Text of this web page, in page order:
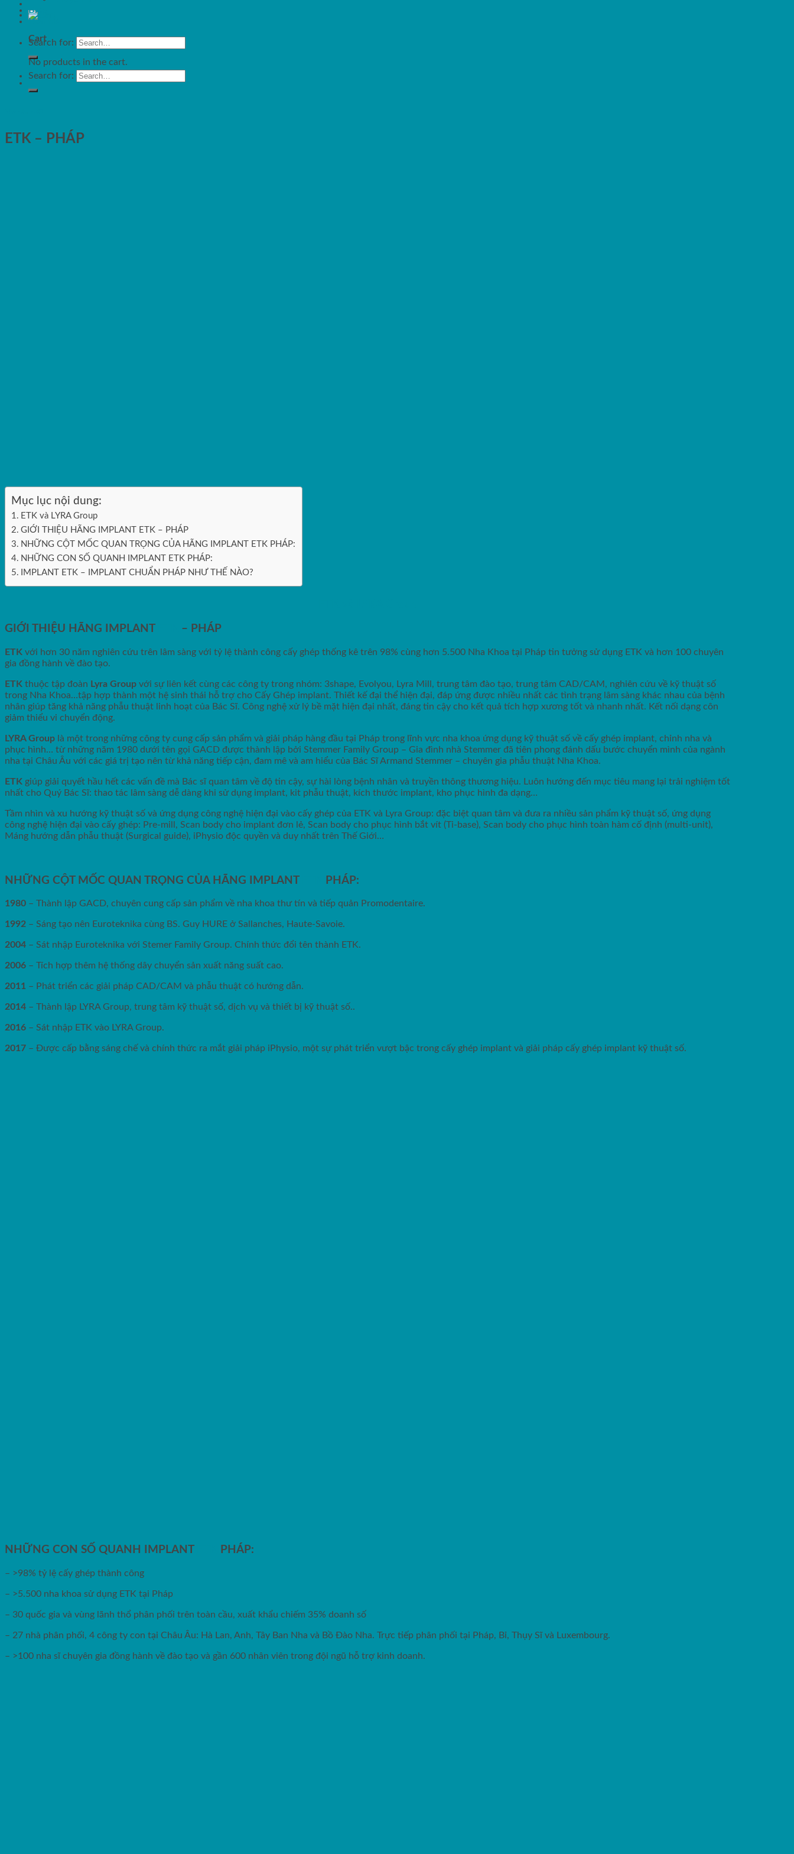
Cart
No products in the cart.
Blog
Liên hệ
Search for:
Search for:
ETK – PHÁP
Mục lục nội dung:
ETK và LYRA Group
GIỚI THIỆU HÃNG IMPLANT ETK – PHÁP
NHỮNG CỘT MỐC QUAN TRỌNG CỦA HÃNG IMPLANT ETK PHÁP:
NHỮNG CON SỐ QUANH IMPLANT ETK PHÁP:
IMPLANT ETK – IMPLANT CHUẨN PHÁP NHƯ THẾ NÀO?
GIỚI THIỆU HÃNG IMPLANT – PHÁP
ETK với hơn 30 năm nghiên cứu trên lâm sàng với tỷ lệ thành công cấy ghép thống kê trên 98% cùng hơn 5.500 Nha Khoa tại Pháp tin tưởng sử dụng ETK và hơn 100 chuyên
gia đồng hành về đào tạo.
ETK thuộc tập đoàn Lyra Group với sự liên kết cùng các công ty trong nhóm: 3shape, Evolyou, Lyra Mill, trung tâm đào tạo, trung tâm CAD/CAM, nghiên cứu về kỹ thuật số
trong Nha Khoa…tập hợp thành một hệ sinh thái hỗ trợ cho Cấy Ghép implant. Thiết kế đại thể hiện đại, đáp ứng được nhiều nhất các tình trạng lâm sàng khác nhau của bệnh
nhân giúp tăng khả năng phẫu thuật linh hoạt của Bác Sĩ. Công nghệ xử lý bề mặt hiện đại nhất, đáng tin cậy cho kết quả tích hợp xương tốt và nhanh nhất. Kết nối dạng côn
giảm thiểu vi chuyển động.
LYRA Group là một trong những công ty cung cấp sản phẩm và giải pháp hàng đầu tại Pháp trong lĩnh vực nha khoa ứng dụng kỹ thuật số về cấy ghép implant, chỉnh nha và
phục hình… từ những năm 1980 dưới tên gọi GACD được thành lập bởi Stemmer Family Group – Gia đình nhà Stemmer đã tiên phong đánh dấu bước chuyển mình của ngành
nha tại Châu Âu với các giá trị tạo nên từ khả năng tiếp cận, đam mê và am hiểu của Bác Sĩ Armand Stemmer – chuyên gia phẫu thuật Nha Khoa.
ETK giúp giải quyết hầu hết các vấn đề mà Bác sĩ quan tâm về độ tin cậy, sự hài lòng bệnh nhân và truyền thông thương hiệu. Luôn hướng đến mục tiêu mang lại trải nghiệm tốt
nhất cho Quý Bác Sĩ: thao tác lâm sàng dễ dàng khi sử dụng implant, kit phẫu thuật, kích thước implant, kho phục hình đa dạng…
Tầm nhìn và xu hướng kỹ thuật số và ứng dụng công nghệ hiện đại vào cấy ghép của ETK và Lyra Group: đặc biệt quan tâm và đưa ra nhiều sản phẩm kỹ thuật số, ứng dụng
công nghệ hiện đại vào cấy ghép: Pre-mill, Scan body cho implant đơn lẻ, Scan body cho phục hình bắt vít (Ti-base), Scan body cho phục hình toàn hàm cố định (multi-unit),
Máng hướng dẫn phẫu thuật (Surgical guide), iPhysio độc quyền và duy nhất trên Thế Giới…
NHỮNG CỘT MỐC QUAN TRỌNG CỦA HÃNG IMPLANT PHÁP:
1980 – Thành lập GACD, chuyên cung cấp sản phẩm về nha khoa thư tín và tiếp quản Promodentaire.
1992 – Sáng tạo nên Euroteknika cùng BS. Guy HURE ở Sallanches, Haute-Savoie.
2004 – Sát nhập Euroteknika với Stemer Family Group. Chính thức đổi tên thành ETK.
2006 – Tích hợp thêm hệ thống dây chuyển sản xuất năng suất cao.
2011 – Phát triển các giải pháp CAD/CAM và phẫu thuật có hướng dẫn.
2014 – Thành lập LYRA Group, trung tâm kỹ thuật số, dịch vụ và thiết bị kỹ thuật số..
2016 – Sát nhập ETK vào LYRA Group.
2017 – Được cấp bằng sáng chế và chính thức ra mắt giải pháp iPhysio, một sự phát triển vượt bậc trong cấy ghép implant và giải pháp cấy ghép implant kỹ thuật số.
NHỮNG CON SỐ QUANH IMPLANT PHÁP:
– >98% tỷ lệ cấy ghép thành công
– >5.500 nha khoa sử dụng ETK tại Pháp
– 30 quốc gia và vùng lãnh thổ phân phối trên toàn cầu, xuất khẩu chiếm 35% doanh số
– 27 nhà phân phối, 4 công ty con tại Châu Âu: Hà Lan, Anh, Tây Ban Nha và Bồ Đào Nha. Trực tiếp phân phối tại Pháp, Bỉ, Thụy Sĩ và Luxembourg.
– >100 nha sĩ chuyên gia đồng hành về đào tạo và gần 600 nhân viên trong đội ngũ hỗ trợ kinh doanh.